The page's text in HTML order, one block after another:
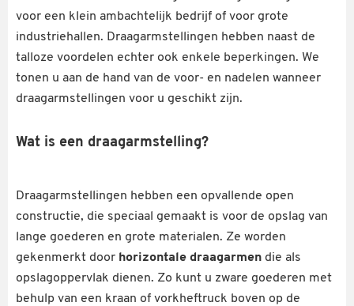
voor een klein ambachtelijk bedrijf of voor grote
industriehallen. Draagarmstellingen hebben naast de
talloze voordelen echter ook enkele beperkingen. We
tonen u aan de hand van de voor- en nadelen wanneer
draagarmstellingen voor u geschikt zijn.
Wat is een draagarmstelling?
Draagarmstellingen hebben een opvallende open
constructie, die speciaal gemaakt is voor de opslag van
lange goederen en grote materialen. Ze worden
gekenmerkt door horizontale draagarmen die als
opslagoppervlak dienen. Zo kunt u zware goederen met
behulp van een kraan of vorkheftruck boven op de